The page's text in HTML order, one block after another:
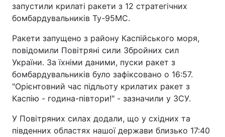
запустили крилаті ракети з 12 стратегічних
бомбардувальників Ту-95МС.
Ракети запущено з району Каспійського моря,
повідомили Повітряні сили Збройних сил
України. За їхніми даними, пуски ракет з
бомбардувальників було зафіксовано о 16:57.
"Орієнтовний час підльоту крилатих ракет з
Каспію - година-півтори!" - зазначили у ЗСУ.
У Повітряних силах додали, що у східних та
південних областях нашої держави близько 17:40